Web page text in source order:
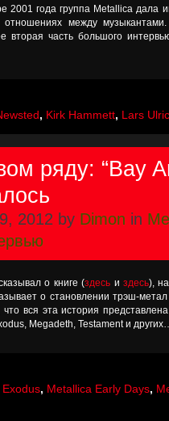
2001 года группа Metallica дала
между
вторая часть большого
, Kirk Hammett, Lars
ряду: “Bay
2012 by Dimon in
о книге (здесь издесь),
о становлении трэш-
вся эта история
Megadeth, Testament и
Exodus, Metallica Early Days,